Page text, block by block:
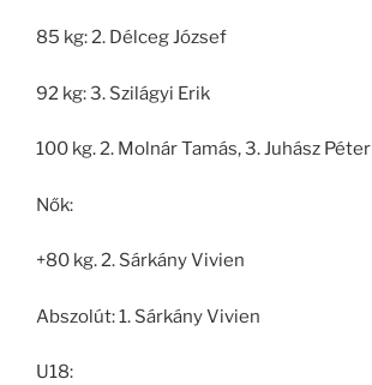
85 kg: 2. Délceg József
92 kg: 3. Szilágyi Erik
100 kg. 2. Molnár Tamás, 3. Juhász Péter
Nők:
+80 kg. 2. Sárkány Vivien
Abszolút: 1. Sárkány Vivien
U18: